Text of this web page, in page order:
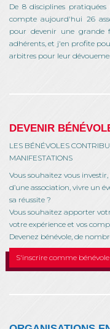
De 8 disciplines
compte aujourd'hui 26
pour devenir une grande
adhérents, et j'en profite
arbitres pour leur
DEVENIR
LES BÉNÉVOLES
MANIFESTATIONS
Vous souhaitez vous
d’une association, vivre un
sa réussite ?
Vous souhaitez apporter
votre expérience et vos
Devenez bénévole, de
S'inscrire comme bénévole